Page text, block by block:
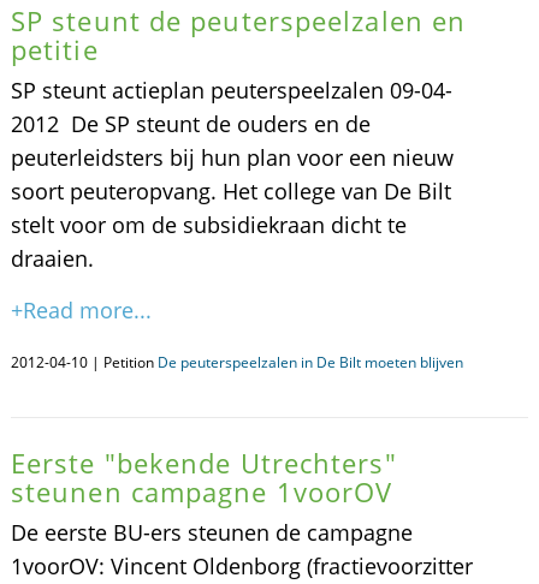
SP steunt de peuterspeelzalen en
petitie
SP steunt actieplan peuterspeelzalen 09-04-
2012  De SP steunt de ouders en de
peuterleidsters bij hun plan voor een nieuw
soort peuteropvang. Het college van De Bilt
stelt voor om de subsidiekraan dicht te
draaien.
+Read more...
2012-04-10 | Petition De peuterspeelzalen in De Bilt moeten blijven
Eerste "bekende Utrechters"
steunen campagne 1voorOV
De eerste BU-ers steunen de campagne
1voorOV: Vincent Oldenborg (fractievoorzitter